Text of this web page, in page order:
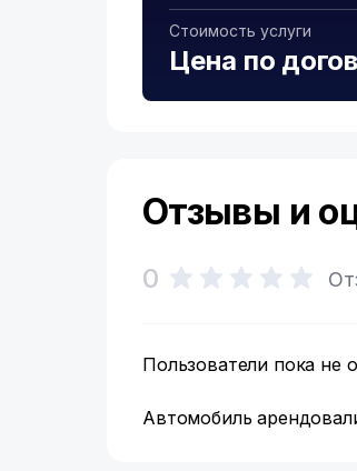
Стоимость услуги
Цена по
Отзывы и
0
Пользователи пока не
Автомобиль